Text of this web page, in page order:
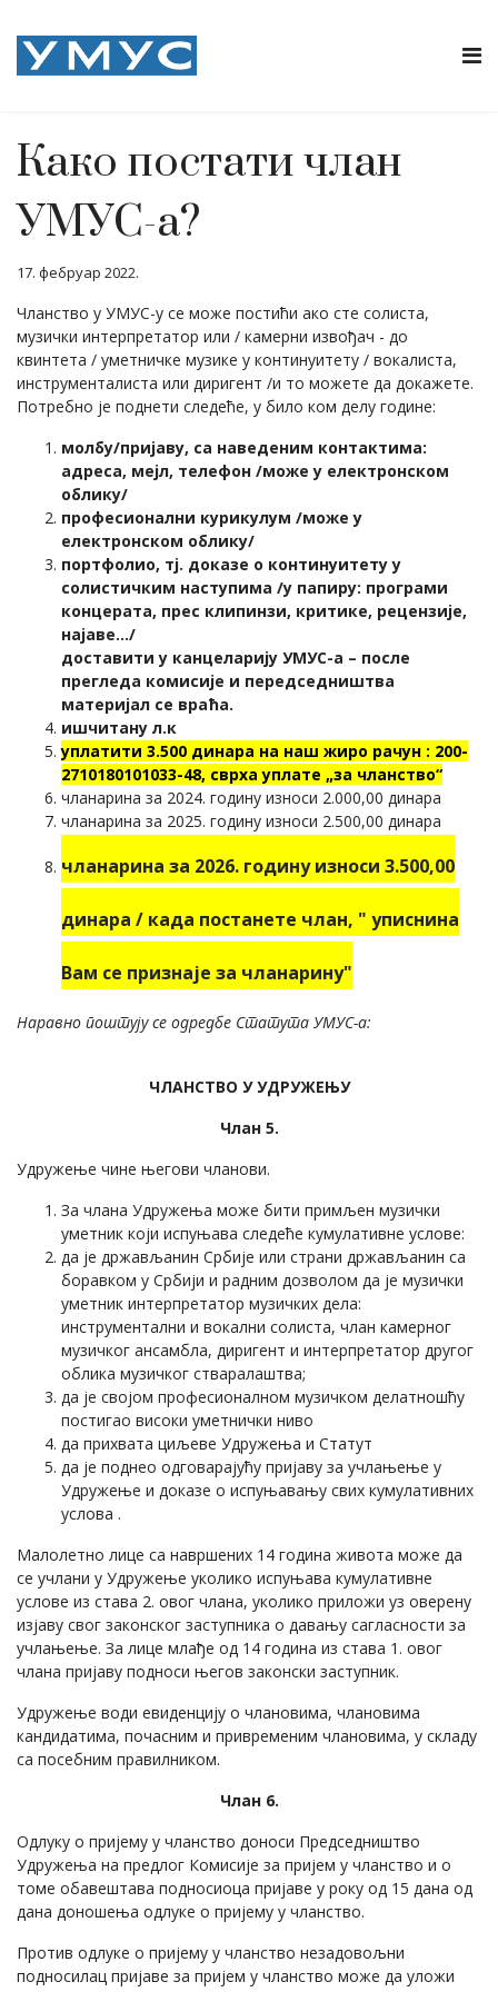
Како постати члан
УМУС-а?
17. фебруар 2022.
Чланство у УМУС-у се може постићи ако сте солиста,
музички интерпретатор или / камерни извођач - до
квинтета / уметничке музике у континуитету / вокалиста,
инструменталиста или диригент /и то можете да докажете.
Потребно је поднети следеће, у било ком делу године:
молбу/пријаву, са наведеним контактима:
адреса, мејл, телефон /може у електронском
облику/
професионални курикулум /може у
електронском облику/
портфолио, тј. доказе о континуитету у
солистичким наступима /у папиру: програми
концерата, прес клипинзи, критике, рецензије,
најаве.../
доставити у канцеларију УМУС-а – после
прегледа комисије и передседништва
материјал се враћа.
ишчитану л.к
уплатити 3.500 динара на наш жиро рачун : 200-
2710180101033-48, сврха уплате „за чланство“
чланарина за 2024. годину износи 2.000,00 динара
чланарина за 2025. годину износи 2.500,00 динара
чланарина за 2026. годину износи 3.500,00
динара / када постанете члан, " уписнина
Вам се признаје за чланарину"
Наравно поштују се одредбе Статута УМУС-а:
ЧЛАНСТВО У УДРУЖЕЊУ
Члан 5.
Удружење чине његови чланови.
За члана Удружења може бити примљен музички
уметник који испуњава следеће кумулативне услове:
да је држављанин Србије или страни држављанин са
боравком у Србији и радним дозволом да је музички
уметник интерпретатор музичких дела:
инструментални и вокални солиста, члан камерног
музичког ансамбла, диригент и интерпретатор другог
облика музичког стваралаштва;
да је својом професионалном музичком делатношћу
постигао високи уметнички ниво
да прихвата циљеве Удружења и Статут
да је поднео одговарајућу пријаву за учлањење у
Удружење и доказе о испуњавању свих кумулативних
услова .
Малолетно лице са навршених 14 година живота може да
се учлани у Удружење уколико испуњава кумулативне
услове из става 2. овог члана, уколико приложи уз оверену
изјаву свог законског заступника о давању сагласности за
учлањење. За лице млађе од 14 година из става 1. овог
члана пријаву подноси његов законски заступник.
Удружење води евиденцију о члановима, члановима
кандидатима, почасним и привременим члановима, у складу
са посебним правилником.
Члан 6.
Одлуку о пријему у чланство доноси Председништво
Удружења на предлог Комисије за пријем у чланство и о
томе обавештава подносиоца пријаве у року од 15 дана од
дана доношења одлуке о пријему у чланство.
Против одлуке о пријему у чланство незадовољни
подносилац пријаве за пријем у чланство може да уложи